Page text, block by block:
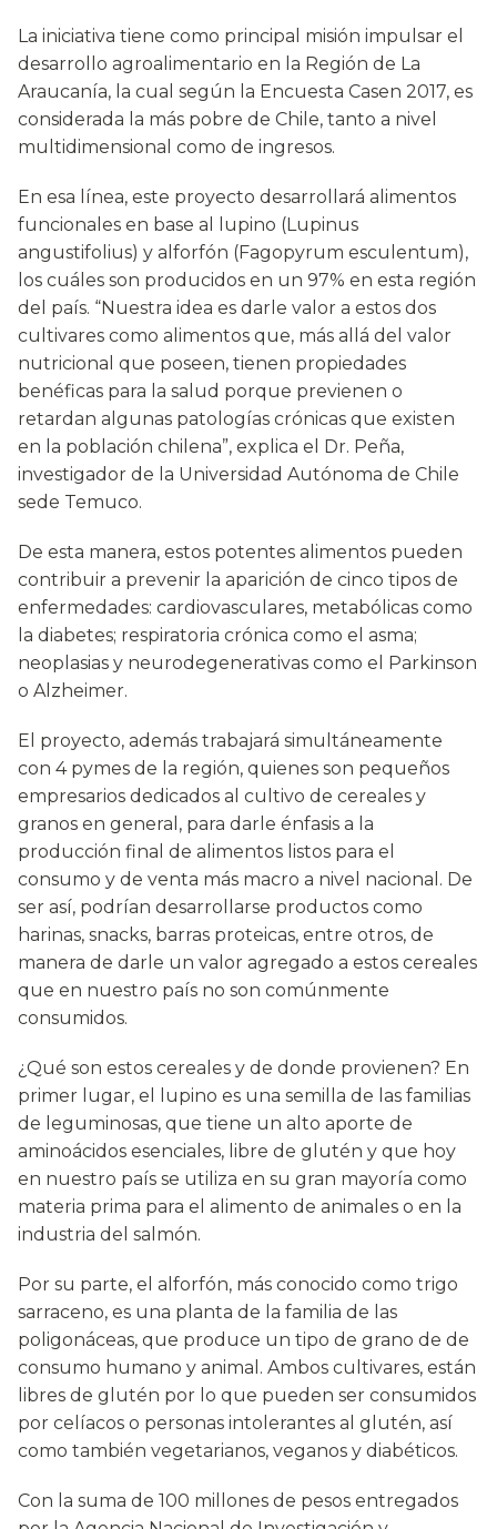
La iniciativa tiene como principal misión impulsar el
desarrollo agroalimentario en la Región de La
Araucanía, la cual según la Encuesta Casen 2017, es
considerada la más pobre de Chile, tanto a nivel
multidimensional como de ingresos.
En esa línea, este proyecto desarrollará alimentos
funcionales en base al lupino (Lupinus
angustifolius) y alforfón (Fagopyrum esculentum),
los cuáles son producidos en un 97% en esta región
del país. “Nuestra idea es darle valor a estos dos
cultivares como alimentos que, más allá del valor
nutricional que poseen, tienen propiedades
benéficas para la salud porque previenen o
retardan algunas patologías crónicas que existen
en la población chilena”, explica el Dr. Peña,
investigador de la Universidad Autónoma de Chile
sede Temuco.
De esta manera, estos potentes alimentos pueden
contribuir a prevenir la aparición de cinco tipos de
enfermedades: cardiovasculares, metabólicas como
la diabetes; respiratoria crónica como el asma;
neoplasias y neurodegenerativas como el Parkinson
o Alzheimer.
El proyecto, además trabajará simultáneamente
con 4 pymes de la región, quienes son pequeños
empresarios dedicados al cultivo de cereales y
granos en general, para darle énfasis a la
producción final de alimentos listos para el
consumo y de venta más macro a nivel nacional. De
ser así, podrían desarrollarse productos como
harinas, snacks, barras proteicas, entre otros, de
manera de darle un valor agregado a estos cereales
que en nuestro país no son comúnmente
consumidos.
¿Qué son estos cereales y de donde provienen? En
primer lugar, el lupino es una semilla de las familias
de leguminosas, que tiene un alto aporte de
aminoácidos esenciales, libre de glutén y que hoy
en nuestro país se utiliza en su gran mayoría como
materia prima para el alimento de animales o en la
industria del salmón.
Por su parte, el alforfón, más conocido como trigo
sarraceno, es una planta de la familia de las
poligonáceas, que produce un tipo de grano de de
consumo humano y animal. Ambos cultivares, están
libres de glutén por lo que pueden ser consumidos
por celíacos o personas intolerantes al glutén, así
como también vegetarianos, veganos y diabéticos.
Con la suma de 100 millones de pesos entregados